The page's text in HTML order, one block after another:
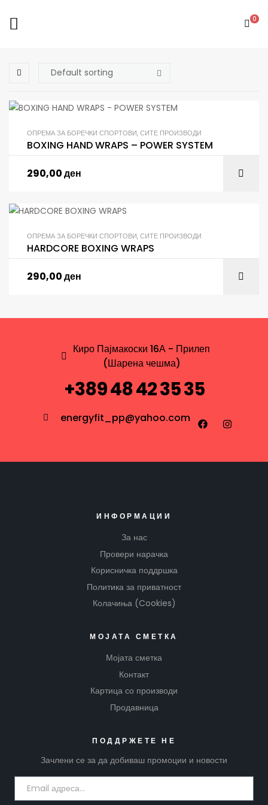
0
ОПРЕМА ЗА БОРЕЧКИ СПОРТОВИ,СИТЕ ПРОИЗВОДИ
BOXING HAND WRAPS – POWER SYSTEM
290,00ден
ОПРЕМА ЗА БОРЕЧКИ СПОРТОВИ,СИТЕ ПРОИЗВОДИ
HARDCORE BOXING WRAPS
290,00ден
Киро Пајмакоски 16А - Прилеп
(Шарена чешма)
+389 48 42 35 35
energyfit_pp@yahoo.com
ИНФОРМАЦИИ
За нас
Провери нарачка
Корисничка поддршка
Политика за приватност
Колачиња (Cookies)
МОЈАТА СМЕТКА
Мојата сметка
Контакт
Картица со производи
Продавница
ПОДДРЖЕТЕ НЕ
Зачлени се за да добиваш промоции и новости